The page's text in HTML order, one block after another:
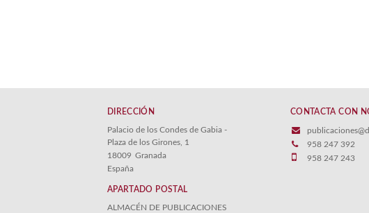
DIRECCIÓN
Palacio de los Condes de Gabia -
Plaza de los Girones, 1
18009 Granada
España
APARTADO POSTAL
ALMACÉN DE PUBLICACIONES
CONTACTA CON
958 247 392
958 247 243